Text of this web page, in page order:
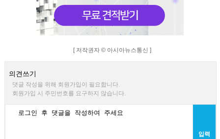
[ 저작권자 © 아시아뉴스통신 ]
의견쓰기
댓글 작성을 위해 회원가입이 필요합니다.
회원가입 시 주민번호를 요구하지 않습니다.
입력